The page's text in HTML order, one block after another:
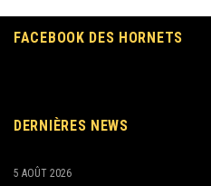
FACEBOOK DES HORNETS
DERNIÈRES NEWS
5 AOÛT 2026